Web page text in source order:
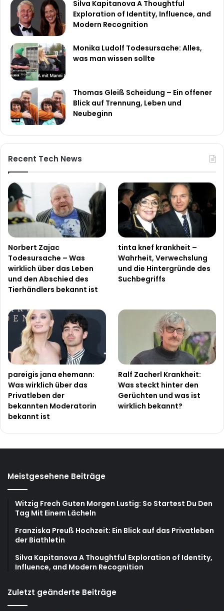
Silva Kapitanova A Thoughtful
Exploration of Identity, Influence, and
Modern Recognition
Monika Ludolf Todesursache: Alles,
was man wissen sollte
Thomas Gleiß Scheidung – Ein offener
Blick auf Trennung, Leben und
Neubeginn
Recent Tech News
Norbert Zajac
Todesursache – Was
wirklich über das Leben
und den Abschied des
Tierhändlers bekannt ist
tinta knef krankheit –
Wahrheit, Verwechslung
und die Hintergründe des
Suchbegriffs
pareigis jana ehemann:
Was wirklich über das
Privatleben der
bekannten Moderatorin
bekannt ist
Ralf Zacherl Krankheit:
Was steckt hinter den
Gerüchten und was ist
wirklich bekannt?
Meistgesehene Beiträge
Witzig Frech Guten Morgen Lustig: So Startest Du Den
Tag Mit Einem Lächeln
Franziska Preuß Hochzeit: Ein Blick auf das Privatleben
der Biathletin
Silva Kapitanova A Thoughtful Exploration of Identity,
Influence, and Modern Recognition
Zuletzt geänderte Beiträge